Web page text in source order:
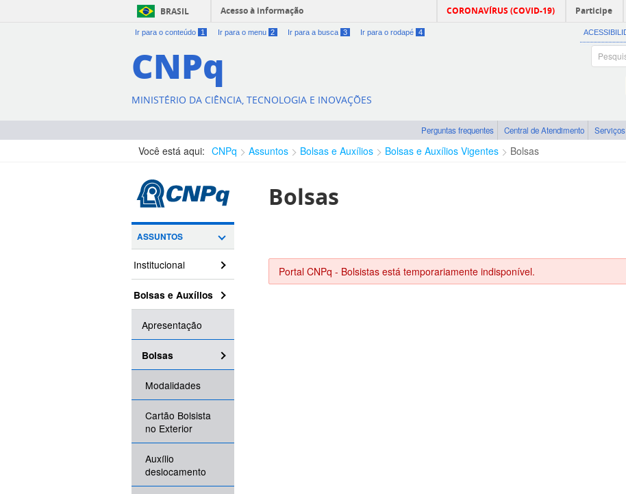
BRASIL Acesso à informação CORONAVÍRUS (COVID-19) Participe
Ir para o conteúdo 1 Ir para o menu 2 Ir para a busca 3 Ir para o rodapé 4
CNPq
MINISTÉRIO DA CIÊNCIA, TECNOLOGIA E INOVAÇÕES
Perguntas frequentes Central de Atendimento Serviços
Você está aqui: CNPq Assuntos Bolsas e Auxílios Bolsas e Auxílios Vigentes Bolsas
ASSUNTOS
Institucional
Bolsas e Auxílios
Apresentação
Bolsas
Modalidades
Cartão Bolsista
no Exterior
Auxílio
deslocamento
Bolsas
Portal CNPq - Bolsistas está temporariamente indisponível.